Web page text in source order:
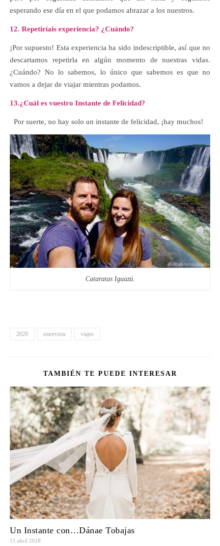
esperando ese día en el que podamos abrazar a los nuestros.
12. Repetiríais experiencia? ¿Cuándo?
¡Por supuesto! Esta experiencia ha sido indescriptible, así que no
descartamos repetirla en algún momento de nuestras vidas.
¿Cuándo? No lo sabemos, lo único que sabemos es que no
vamos a dejar de viajar mientras podamos.
13.¿Cuál es vuestro Instante de Felicidad?
Por suerte, no hay solo un instante de felicidad, ¡hay muchos!
Cataratas Iguazú.
2020 entrevista viajes
TAMBIÉN TE PUEDE INTERESAR
Un Instante con…Dánae Tobajas
11 abril 2018